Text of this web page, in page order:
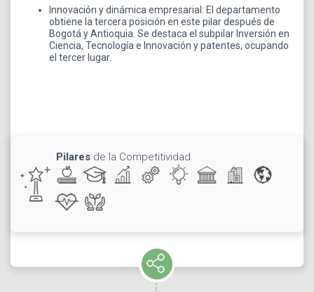
Innovación y dinámica empresarial: El departamento
obtiene la tercera posición en este pilar después de
Bogotá y Antioquia. Se destaca el subpilar Inversión en
Ciencia, Tecnología e Innovación y patentes, ocupando
el tercer lugar.
Pilares de la Competitividad